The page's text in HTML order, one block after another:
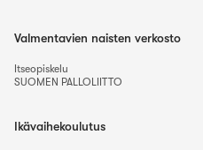
Valmentavien naisten verkosto
Itseopiskelu
SUOMEN PALLOLIITTO
Ikävaihekoulutus